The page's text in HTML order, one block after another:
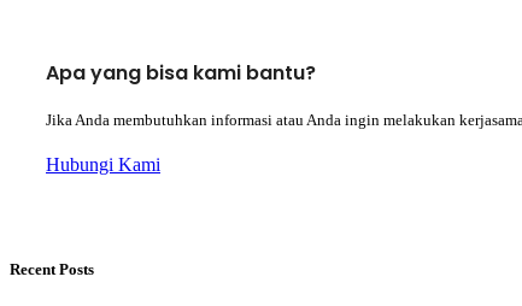
Apa yang bisa kami bantu?
Jika Anda membutuhkan informasi atau Anda ingin melakukan
Hubungi Kami
Recent Posts